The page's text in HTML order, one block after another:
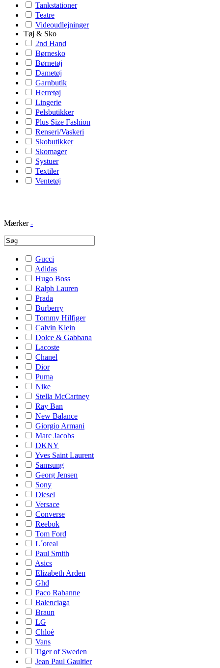
Tankstationer
Teatre
Videoudlejninger
Tøj & Sko
2nd Hand
Børnesko
Børnetøj
Dametøj
Garnbutik
Herretøj
Lingerie
Pelsbutikker
Plus Size Fashion
Renseri/Vaskeri
Skobutikker
Skomager
Systuer
Textiler
Ventetøj
Mærker -
Gucci
Adidas
Hugo Boss
Ralph Lauren
Prada
Burberry
Tommy Hilfiger
Calvin Klein
Dolce & Gabbana
Lacoste
Chanel
Dior
Puma
Nike
Stella McCartney
Ray Ban
New Balance
Giorgio Armani
Marc Jacobs
DKNY
Yves Saint Laurent
Samsung
Georg Jensen
Sony
Diesel
Versace
Converse
Reebok
Tom Ford
L´oreal
Paul Smith
Asics
Elizabeth Arden
Ghd
Paco Rabanne
Balenciaga
Braun
LG
Chloé
Vans
Tiger of Sweden
Jean Paul Gaultier